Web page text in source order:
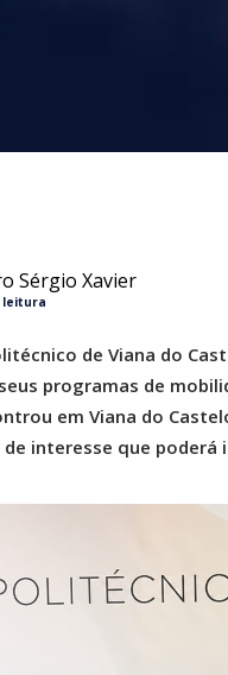
Sérgio Xavier
leitura
de Viana do
programas de
em Viana do
de interesse que